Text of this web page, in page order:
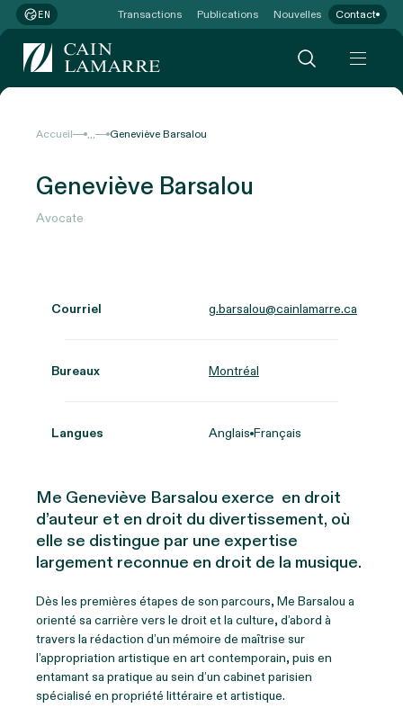
EN Transactions Publications Nouvelles Contact
Accueil ... Geneviève Barsalou
Geneviève Barsalou
Avocate
Courriel g.barsalou@cainlamarre.ca
Bureaux Montréal
Langues Anglais Français
Me Geneviève Barsalou exerce en droit
d’auteur et en droit du divertissement, où
elle se distingue par une expertise
largement reconnue en droit de la musique.
Dès les premières étapes de son parcours, Me Barsalou a
orienté sa carrière vers le droit et la culture, d’abord à
travers la rédaction d’un mémoire de maîtrise sur
l’appropriation artistique en art contemporain, puis en
entamant sa pratique au sein d’un cabinet parisien
spécialisé en propriété littéraire et artistique.